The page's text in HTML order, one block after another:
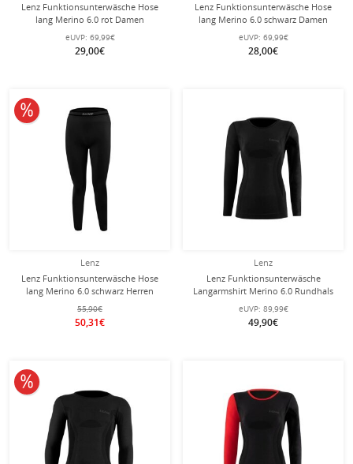
Lenz Funktionsunterwäsche Hose
lang Merino 6.0 rot Damen
eUVP: 69,99€
29,00€
Lenz Funktionsunterwäsche Hose
lang Merino 6.0 schwarz Damen
eUVP: 69,99€
28,00€
Lenz
Lenz Funktionsunterwäsche Hose
lang Merino 6.0 schwarz Herren
55,90€
50,31€
10% reduziert
Lenz
Lenz Funktionsunterwäsche
Langarmshirt Merino 6.0 Rundhals
schwarz Damen
eUVP: 89,99€
49,90€
10% reduziert